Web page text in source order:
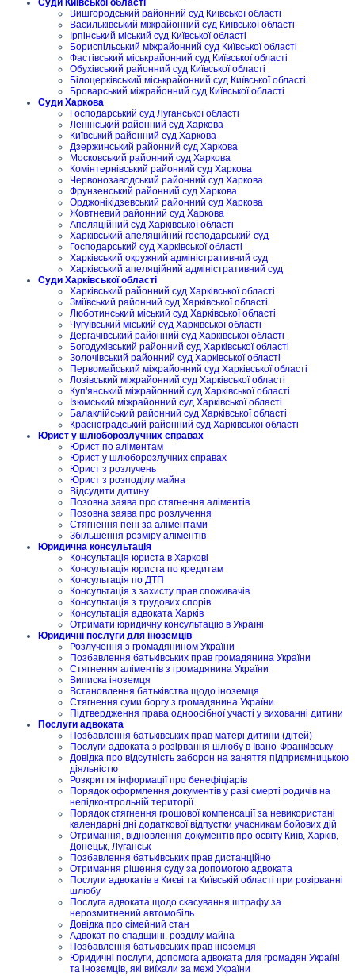
Суди Київської області
Вишгородський районний суд Київської області
Васильківський міжрайонний суд Київської області
Ірпінський міський суд Київської області
Бориспільський міжрайонний суд Київської області
Фастівський міськрайонний суд Київської області
Обухівський районний суд Київської області
Білоцерківський міськрайонний суд Київської області
Броварський міжрайонний суд Київської області
Суди Харкова
Господарський суд Луганської області
Ленінський районний суд Харкова
Київський районний суд Харкова
Дзержинський районний суд Харкова
Московський районний суд Харкова
Комінтернівський районний суд Харкова
Червонозаводський районний суд Харкова
Фрунзенський районний суд Харкова
Орджонікідзевський районний суд Харкова
Жовтневий районний суд Харкова
Апеляційний суд Харківської області
Харківський апеляційний господарський суд
Господарський суд Харківської області
Харківський окружний адміністративний суд
Харківський апеляційний адміністративний суд
Суди Харківської області
Харківський районний суд Харківської області
Зміївський районний суд Харківської області
Люботинський міський суд Харківської області
Чугуївський міський суд Харківської області
Дергачівський районний суд Харківської області
Богодухівський районний суд Харківської області
Золочівський районний суд Харківської області
Первомайський міжрайонний суд Харківської області
Лозівський міжрайонний суд Харківської області
Куп'янський міжрайонний суд Харківської області
Ізюмський міжрайонний суд Харківської області
Балаклійський районний суд Харківської області
Красноградський районний суд Харківської області
Юрист у шлюборозлучних справах
Юрист по аліментам
Юрист у шлюборозлучних справах
Юрист з розлучень
Юрист з розподілу майна
Відсудити дитину
Позовна заява про стягнення аліментів
Позовна заява про розлучення
Стягнення пені за аліментами
Збільшення розміру аліментів
Юридична консультація
Консультація юриста в Харкові
Консультація юриста по кредитам
Консультація по ДТП
Консультація з захисту прав споживачів
Консультація з трудових спорів
Консультація адвоката Харків
Отримати юридичну консультацію в Україні
Юридичні послуги для іноземців
Розлучення з громадянином України
Позбавлення батьківських прав громадянина України
Стягнення аліментів з громадянина України
Виписка іноземця
Встановлення батьківства щодо іноземця
Стягнення суми боргу з громадянина України
Підтвердження права одноосібної участі у вихованні дитини
Послуги адвоката
Позбавлення батьківських прав матері дитини (дітей)
Послуги адвоката з розірвання шлюбу в Івано-Франківську
Довідка про відсутність заборон на заняття підприємницькою
діяльністю
Розкриття інформації про бенефіціарів
Порядок оформлення документів у разі смерті родичів на
непідконтрольній території
Порядок стягнення грошової компенсації за невикористані
календарні дні додаткової відпустки учасникам бойових дій
Отримання, відновлення документів про освіту Київ, Харків,
Донецьк, Луганськ
Позбавлення батьківських прав дистанційно
Отримання рішення суду за допомогою адвоката
Послуги адвокатів в Києві та Київській області при розірванні
шлюбу
Послуга адвоката щодо скасування штрафу за
нерозмитнений автомобіль
Довідка про сімейний стан
Адвокат по спадщині, розділу майна
Позбавлення батьківських прав іноземця
Юридичні послуги, допомога адвоката для громадян Україні
та іноземців, які виїхали за межі України